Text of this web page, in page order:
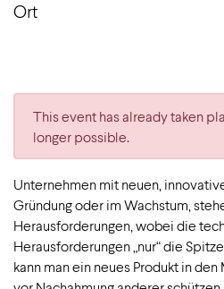
Ort
This event has already taken
longer possible.
Unternehmen mit neuen,
Gründung oder im Wachstum,
Herausforderungen, wobei die
Herausforderungen „nur“ die
kann man ein neues Produkt in